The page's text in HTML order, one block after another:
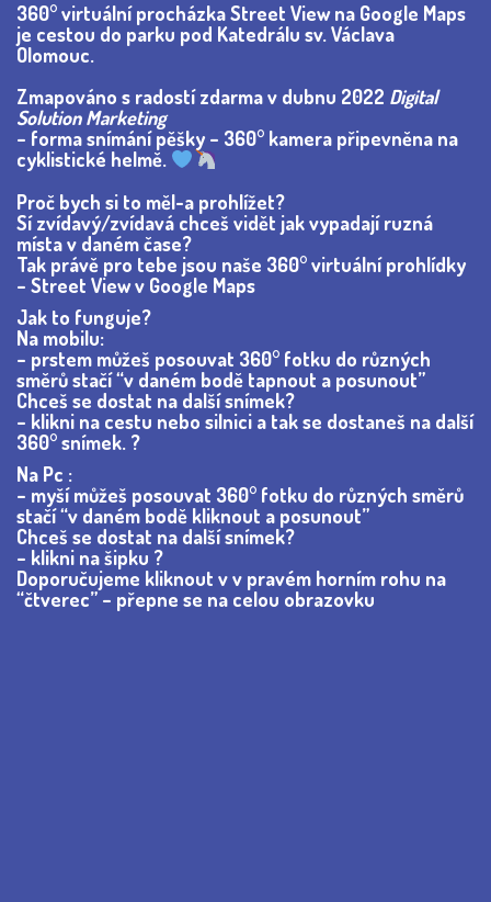
360° virtuální procházka Street View na Google Maps
je cestou do parku pod Katedrálu sv. Václava
Olomouc.
Zmapováno s radostí zdarma v dubnu 2022 Digital
Solution Marketing
– forma snímání pěšky – 360° kamera připevněna na
cyklistické helmě.
Proč bych si to měl-a prohlížet?
Sí zvídavý/zvídavá chceš vidět jak vypadají ruzná
místa v daném čase?
Tak právě pro tebe jsou naše 360° virtuální prohlídky
– Street View v Google Maps
Jak to funguje?
Na mobilu:
– prstem můžeš posouvat 360° fotku do různých
směrů stačí “v daném bodě tapnout a posunout”
Chceš se dostat na další snímek?
– klikni na cestu nebo silnici a tak se dostaneš na další
360° snímek. ?
Na Pc :
– myší můžeš posouvat 360° fotku do různých směrů
stačí “v daném bodě kliknout a posunout”
Chceš se dostat na další snímek?
– klikni na šipku ?
Doporučujeme kliknout v v pravém horním rohu na
“čtverec” – přepne se na celou obrazovku